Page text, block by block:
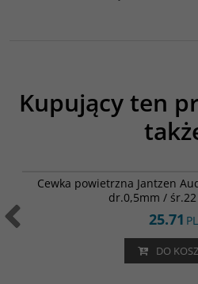
Kupujący ten
Cewka powietrzna Jantzen
dr.0,5mm / śr.22
25.71
DO